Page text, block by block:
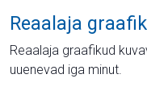
Reaalaja
Reaalaja graafikud
uuenevad iga minut.